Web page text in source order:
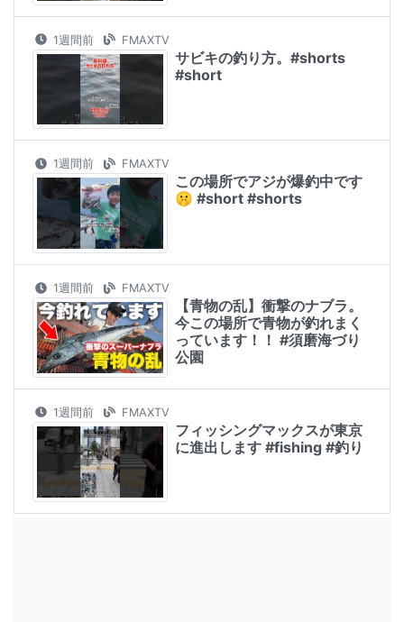
1週間前 FMAXTV
サビキの釣り方。#shorts
#short
1週間前 FMAXTV
この場所でアジが爆釣中です
🤫 #short #shorts
1週間前 FMAXTV
【青物の乱】衝撃のナブラ。
今この場所で青物が釣れまく
っています！！ #須磨海づり
公園
1週間前 FMAXTV
フィッシングマックスが東京
に進出します #fishing #釣り